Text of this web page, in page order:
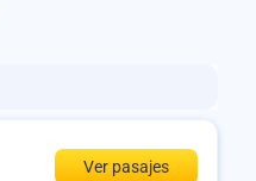
Ver pasajes